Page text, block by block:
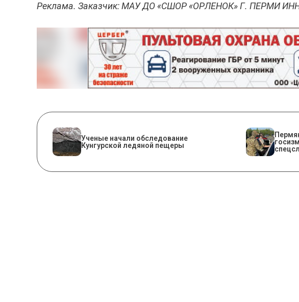
Реклама. Заказчик: МАУ ДО «СШОР «ОРЛЕНОК» Г. ПЕРМИ ИНН
Ученые начали обследование
Кунгурской ледяной пещеры